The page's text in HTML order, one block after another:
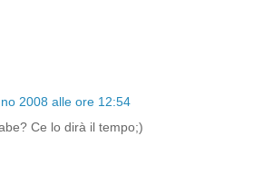
2008 alle ore 12:54
Ce lo dirà il tempo;)